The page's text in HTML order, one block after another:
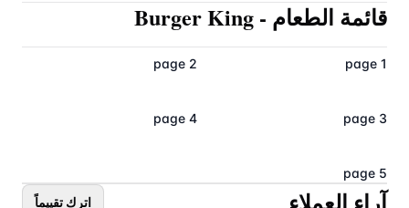
قائمة الطعام -
Burger King
page 1
page 2
page 3
page 4
page 5
اترك تقييماً